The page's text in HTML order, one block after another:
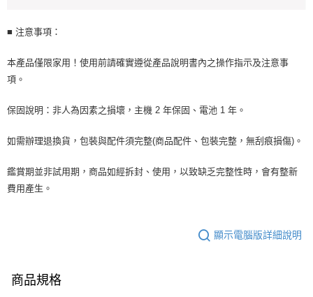
■ 注意事項：
本產品僅限家用！使用前請確實遵從產品說明書內之操作指示及注意事
項。
保固說明：非人為因素之損壞，主機 2 年保固、電池 1 年。
如需辦理退換貨，包裝與配件須完整(商品配件、包裝完整，無刮痕損傷)。
鑑賞期並非試用期，商品如經拆封、使用，以致缺乏完整性時，會有整新
費用產生。
顯示電腦版詳細說明
商品規格